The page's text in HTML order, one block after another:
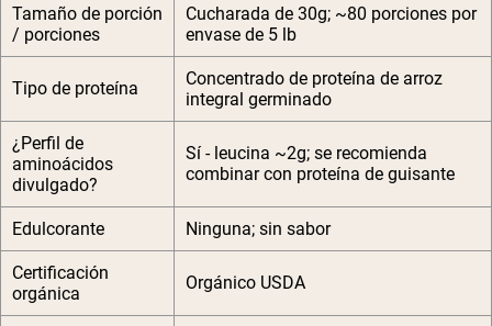
Tamaño de porción
/ porciones
Cucharada de 30g; ~80 porciones por
envase de 5 lb
Tipo de proteína
Concentrado de proteína de arroz
integral germinado
¿Perfil de
aminoácidos
divulgado?
Sí - leucina ~2g; se recomienda
combinar con proteína de guisante
Edulcorante Ninguna; sin sabor
Certificación
orgánica
Orgánico USDA